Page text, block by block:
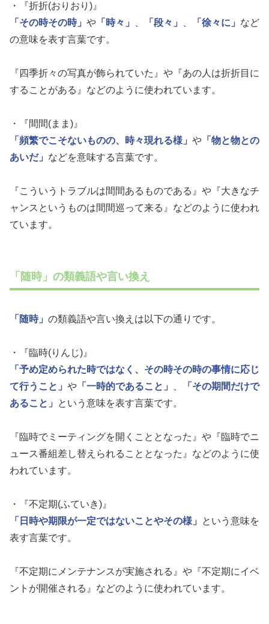
・『折折(おりおり)』
「その時その時」 や 「時々」 「段々」 「徐々に」 など
の意味を表す言葉です。
『四季折々の写真が飾られていた』や『あの人は折折目に
することがある』などのように使われています。
・『間間(まま)』
「頻繁でこそないものの、時々現れる様」 や 「物と物との
あいだ」 などを意味する言葉です。
『こういうトラブルは間間あるものである』や『大きなチ
ャンスというものは間間巡って来る』などのように使われ
ています。
「随時」の類義語や言い換え
「随時」 の類義語や言い換えは以下の通りです。
・『臨時(りんじ)』
「予め定められた時ではなく、その時その時の事情に応じ
て行うこと」 や 「一時的であること」
「その期間だけで
あること」
という意味を表す言葉です。
『臨時でミーティングを開くこととなった』や『臨時でニ
ュース番組差し替えられることとなった』などのように使
われています。
・『不定期(ふていき)』
「日時や期限が一定ではないことやその様」
という意味を
表す言葉です。
『不定期にメンテナンスが実施される』や『不定期にイベ
ントが開催される』などのように使われています。